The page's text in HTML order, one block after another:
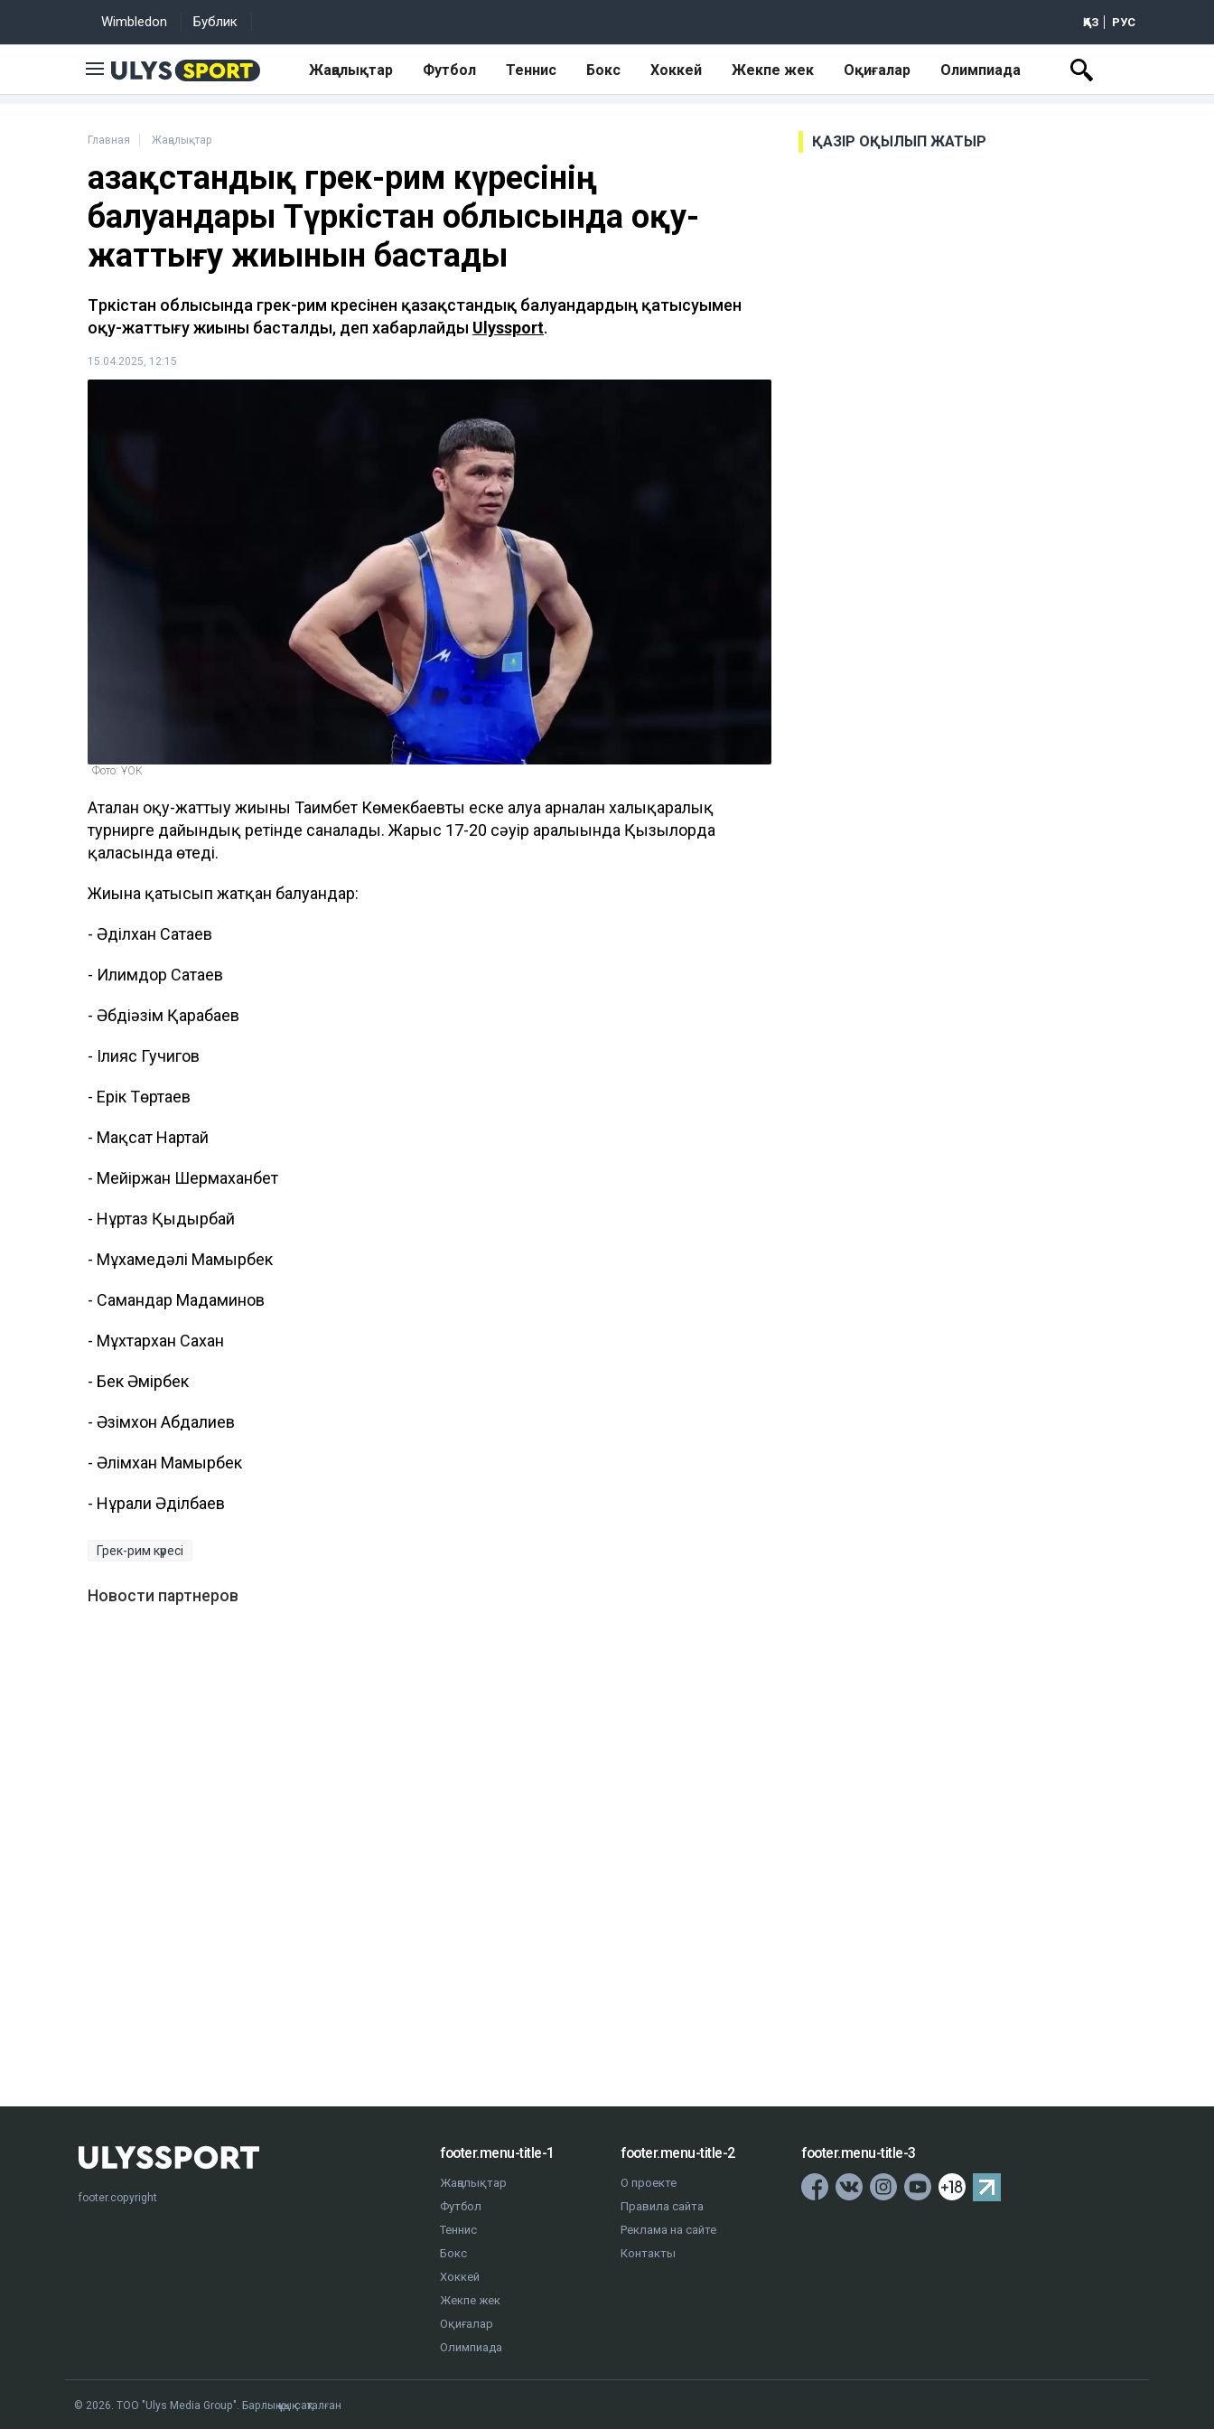
Wimbledon Бублик ҚАЗ РУС
Жаңалықтар Футбол Теннис Бокс Хоккей Жекпе жек Оқиғалар Олимпиада
Главная Жаңалықтар
Қазақстандық грек-рим күресінің
балуандары Түркістан облысында оқу-
жаттығу жиынын бастады
Түркістан облысында грек-рим күресінен қазақстандық балуандардың қатысуымен
оқу-жаттығу жиыны басталды, деп хабарлайды Ulyssport.
15.04.2025, 12:15
Фото: ҰОК
Аталған оқу-жаттығу жиыны Таимбет Көмекбаевты еске алуға арналған халықаралық
турнирге дайындық ретінде саналады. Жарыс 17-20 сәуір аралығында Қызылорда
қаласында өтеді.
Жиынға қатысып жатқан балуандар:
- Әділхан Сатаев
- Илимдор Сатаев
- Әбдіәзім Қарабаев
- Ілияс Гучигов
- Ерік Төртаев
- Мақсат Нартай
- Мейіржан Шермаханбет
- Нұртаз Қыдырбай
- Мұхамедәлі Мамырбек
- Самандар Мадаминов
- Мұхтархан Сахан
- Бек Әмірбек
- Әзімхон Абдалиев
- Әлімхан Мамырбек
- Нұрғали Әділбаев
Грек-рим күресі
Новости партнеров
ҚАЗІР ОҚЫЛЫП ЖАТЫР
footer.copyright
footer.menu-title-1
Жаңалықтар
Футбол
Теннис
Бокс
Хоккей
Жекпе жек
Оқиғалар
Олимпиада
footer.menu-title-2
О проекте
Правила сайта
Реклама на сайте
Контакты
footer.menu-title-3
© 2026. ТОО "Ulys Media Group". Барлық құқық сақталған